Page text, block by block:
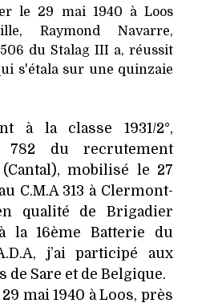
le 29 mai 1940 à Loos
Raymond Navarre,
du Stalag III a, réussit
s'étala sur une quinzaie
à la classe 1931/2°,
782 du recrutement
(Cantal), mobilisé le 27
C.M.A 313 à Clermont-
qualité de Brigadier
la 16ème Batterie du
j’ai participé aux
de Sare et de Belgique.
mai 1940 à Loos, près